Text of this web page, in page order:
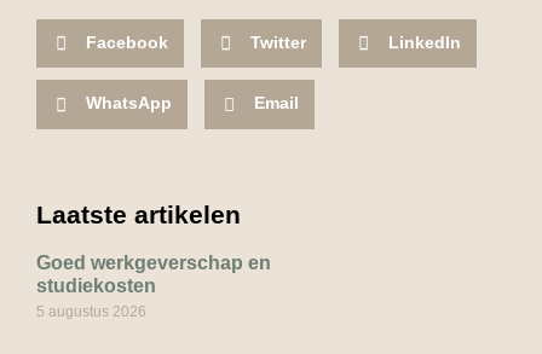
Facebook Twitter LinkedIn
WhatsApp Email
Laatste artikelen
Goed werkgeverschap en
studiekosten
5 augustus 2026